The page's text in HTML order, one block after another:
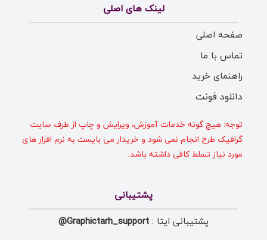
لینک های اصلی
صفحه اصلی
تماس با ما
راهنمای خرید
دانلود فونت
توجه: هیچ گونه خدمات آموزش، ویرایش و چاپ از طرف سایت
گرافیک طرح انجام نمی شود و خریدار می بایست به نرم افزار های
مورد نیاز تسلط کافی داشته باشد.
پشتیبانی
پشتیبانی ایتا : Graphictarh_support@